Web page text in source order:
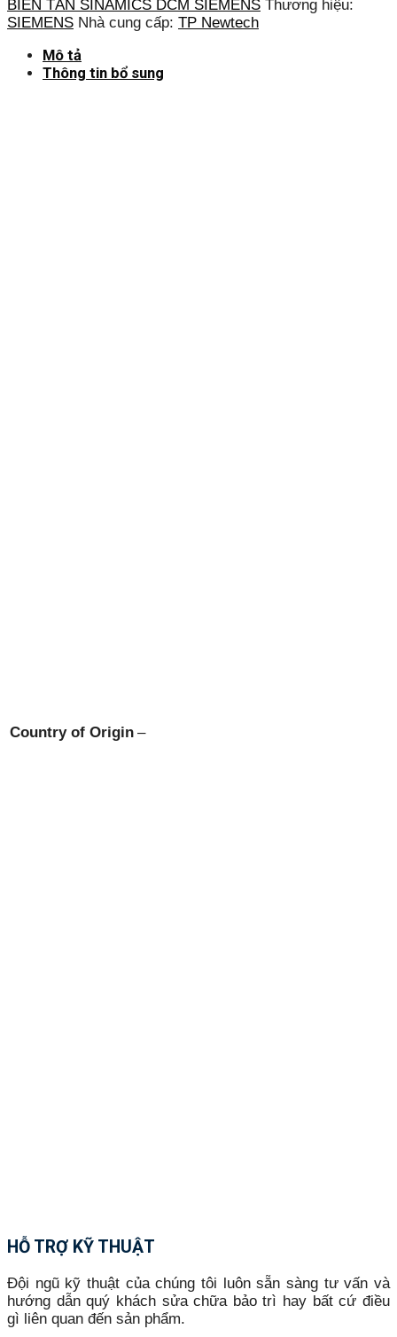
BIẾN TẦN SINAMICS DCM SIEMENS Thương hiệu:
SIEMENS Nhà cung cấp: TP Newtech
Mô tả
Thông tin bổ sung
Country of Origin –
HỖ TRỢ KỸ THUẬT
Đội ngũ kỹ thuật của chúng tôi luôn sẵn sàng tư vấn và
hướng dẫn quý khách sửa chữa bảo trì hay bất cứ điều
gì liên quan đến sản phẩm.